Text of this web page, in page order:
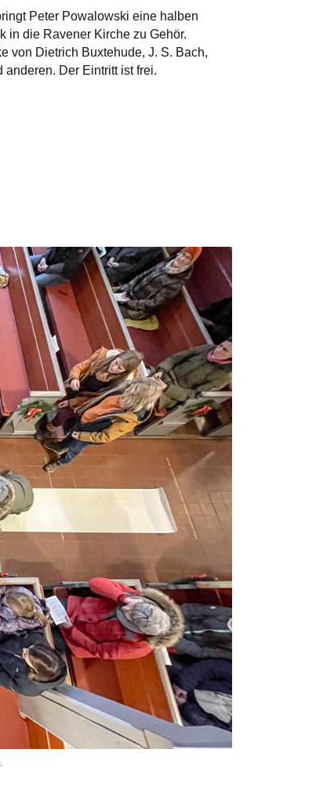
Peter Powalowski eine halben
in die Ravener Kirche zu Gehör.
von Dietrich Buxtehude, J. S. Bach,
anderen. Der Eintritt ist frei.